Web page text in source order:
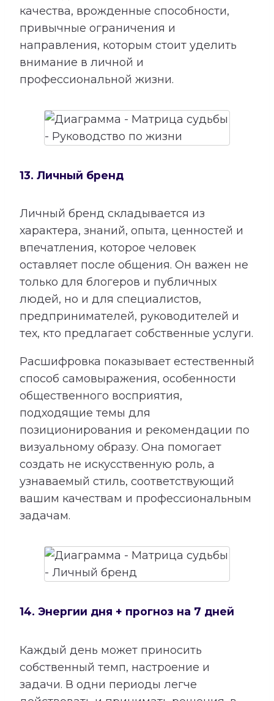
качества, врожденные способности,
привычные ограничения и
направления, которым стоит уделить
внимание в личной и
профессиональной жизни.
13. Личный бренд
Личный бренд складывается из
характера, знаний, опыта, ценностей и
впечатления, которое человек
оставляет после общения. Он важен не
только для блогеров и публичных
людей, но и для специалистов,
предпринимателей, руководителей и
тех, кто предлагает собственные услуги.
Расшифровка показывает естественный
способ самовыражения, особенности
общественного восприятия,
подходящие темы для
позиционирования и рекомендации по
визуальному образу. Она помогает
создать не искусственную роль, а
узнаваемый стиль, соответствующий
вашим качествам и профессиональным
задачам.
14. Энергии дня + прогноз на 7 дней
Каждый день может приносить
собственный темп, настроение и
задачи. В одни периоды легче